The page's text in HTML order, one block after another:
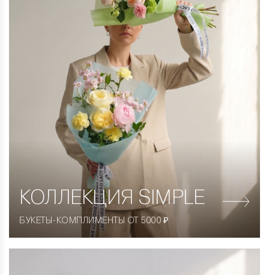
КОЛЛЕКЦИЯ SIMPLE
БУКЕТЫ-КОМПЛИМЕНТЫ ОТ 5000 ₽